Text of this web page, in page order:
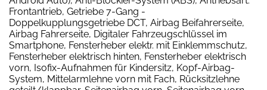
Frontantrieb, Getriebe 7-Gang -
Doppelkupplungsgetriebe DCT, Airbag Beifahrerseite,
Airbag Fahrerseite, Digitaler Fahrzeugschlüssel im
Smartphone, Fensterheber elektr. mit Einklemmschutz,
Fensterheber elektrisch hinten, Fensterheber elektrisch
vorn, Isofix-Aufnahmen für Kindersitz, Kopf-Airbag-
System, Mittelarmlehne vorn mit Fach, Rücksitzlehne